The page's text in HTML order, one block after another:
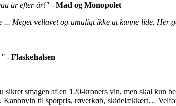
år efter år!" - Mad og Monopolet
Meget vellavet og umuligt ikke at kunne lide. Her
" - Flaskehalsen
smagen af en 120-kroners vin, men skal kun
til spotpris, røverkøb, skidelækkert…